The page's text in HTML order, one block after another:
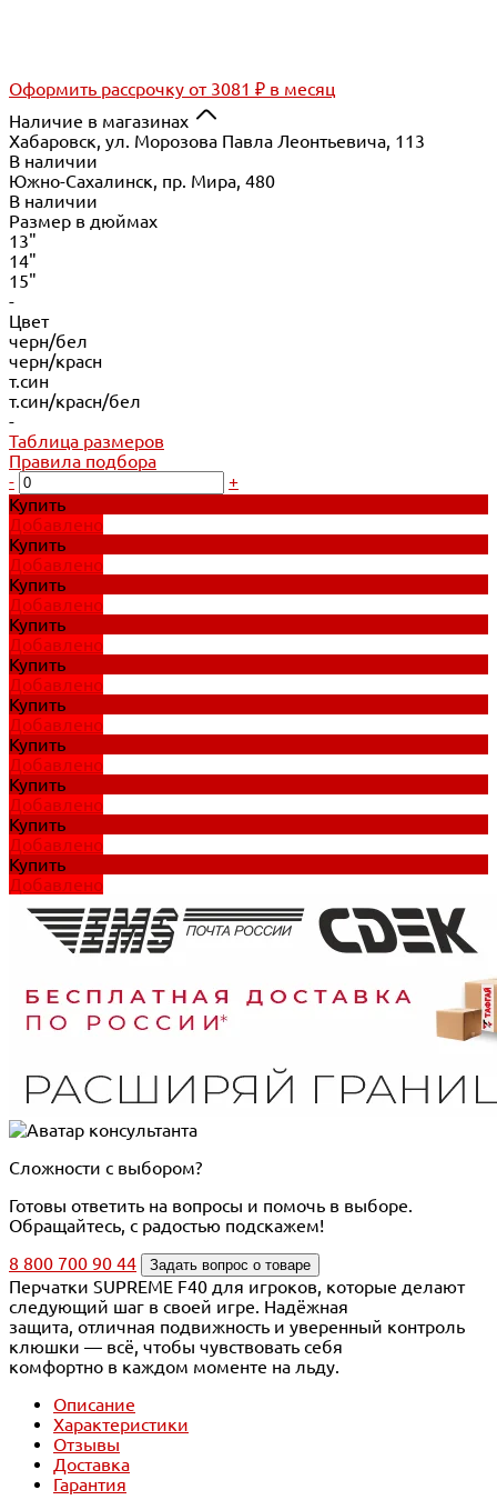
Оформить рассрочку от 3081 ₽ в месяц
Наличие в магазинах
Хабаровск, ул. Морозова Павла Леонтьевича, 113
В наличии
Южно-Сахалинск, пр. Мира, 480
В наличии
Размер в дюймах
13"
14"
15"
-
Цвет
черн/бел
черн/красн
т.син
т.син/красн/бел
-
Таблица размеров
Правила подбора
-
+
Купить
Добавлено
Купить
Добавлено
Купить
Добавлено
Купить
Добавлено
Купить
Добавлено
Купить
Добавлено
Купить
Добавлено
Купить
Добавлено
Купить
Добавлено
Купить
Добавлено
Сложности с выбором?
Готовы ответить на вопросы и помочь в выборе.
Обращайтесь, с радостью подскажем!
8 800 700 90 44
Задать вопрос о товаре
Перчатки SUPREME F40 для игроков, которые делают
следующий шаг в своей игре. Надёжная
защита, отличная подвижность и уверенный контроль
клюшки — всё, чтобы чувствовать себя
комфортно в каждом моменте на льду.
Описание
Характеристики
Отзывы
Доставка
Гарантия